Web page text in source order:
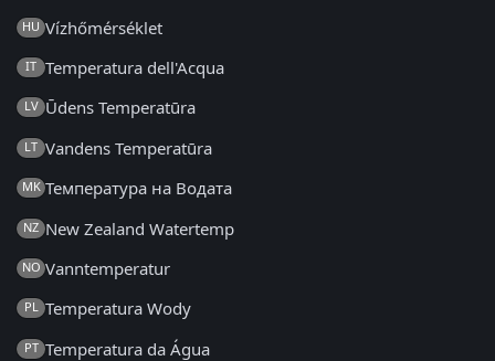
HU Vízhőmérséklet
IT Temperatura dell'Acqua
LV Ūdens Temperatūra
LT Vandens Temperatūra
MK Температура на Водата
NZ New Zealand Watertemp
NO Vanntemperatur
PL Temperatura Wody
PT Temperatura da Água